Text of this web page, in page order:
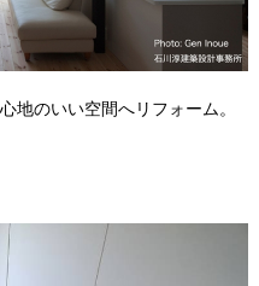
地のいい空間へリフォーム。